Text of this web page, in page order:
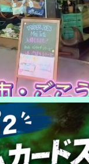
した！
様のiPhone11のバッ
した！
様のiPhone14Proの基
！
客様のiPhone14のガラ
！
様のiPhone12ProMax
ました！
様のiPhoneSE3の液晶
！